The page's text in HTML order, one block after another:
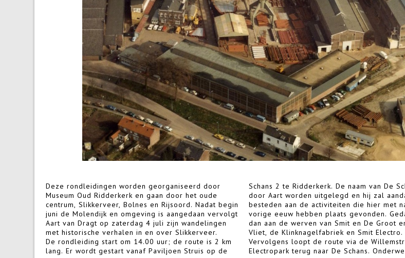
Deze rondleidingen worden georganiseerd door
Museum Oud Ridderkerk en gaan door het oude
centrum, Slikkerveer, Bolnes en Rijsoord. Nadat begin
juni de Molendijk en omgeving is aangedaan vervolgt
Aart van Dragt op zaterdag 4 juli zijn wandelingen
met historische verhalen in en over Slikkerveer.
De rondleiding start om 14.00 uur; de route is 2 km
lang. Er wordt gestart vanaf Paviljoen Struis op de
Schans 2 te Ridderkerk. De naam van De
door Aart worden uitgelegd en hij zal
besteden aan de activiteiten die hier met
vorige eeuw hebben plaats gevonden.
dan aan de werven van Smit en De Groot
Vliet, de Klinknagelfabriek en Smit Electro.
Vervolgens loopt de route via de Willemstraat en het
Electropark terug naar De Schans. Onderweg zal
onder andere worden verteld over
Klavarscribo en de Veertig Huizen.